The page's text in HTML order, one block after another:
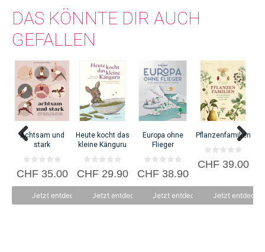
DAS KÖNNTE DIR AUCH
GEFALLEN
Achtsam und
stark
0
v
CHF35.00
Jetzt entdecken
Heute kocht das
kleine Känguru
0
v
CHF29.90
Jetzt entdecken
Europa ohne
Flieger
0
v
CHF38.90
Jetzt entdecken
Pflanzenfamilien
0
v
CHF39.00
Jetzt